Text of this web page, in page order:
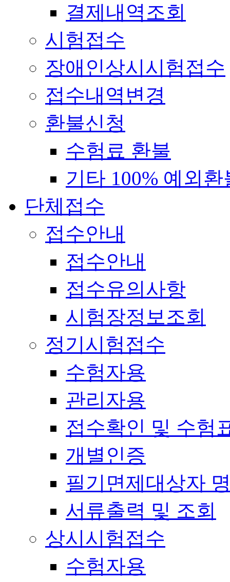
결제내역조회
시험접수
장애인상시시험접수
접수내역변경
환불신청
수험료 환불
기타 100% 예외환
단체접수
접수안내
접수안내
접수유의사항
시험장정보조회
정기시험접수
수험자용
관리자용
접수확인 및 수험
개별인증
필기면제대상자
서류출력 및 조회
상시시험접수
수험자용